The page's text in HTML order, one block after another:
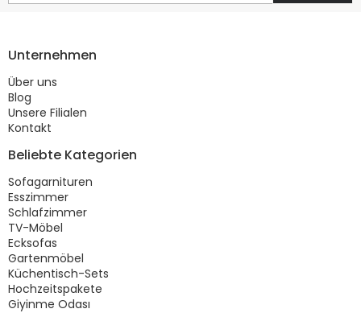
Unternehmen
Über uns
Blog
Unsere Filialen
Kontakt
Beliebte Kategorien
Sofagarnituren
Esszimmer
Schlafzimmer
TV-Möbel
Ecksofas
Gartenmöbel
Küchentisch-Sets
Hochzeitspakete
Giyinme Odası